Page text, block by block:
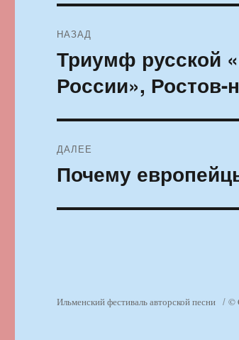
по
записям
НАЗАД
Предыдущая
запись:
Триумф русской
России», Ростов-
ДАЛЕЕ
Следующая
Почему
Ильменский фестиваль авторской песни ©